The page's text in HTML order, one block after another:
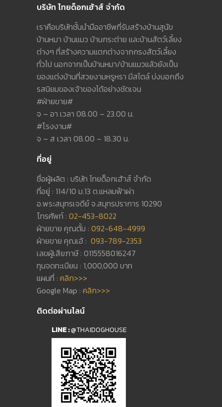
บริษัท ไทยด็อกเฮ้าส์ จำกัด
เราคือบริษัทชั้นนำมืออาชีพที่รับสร้างบ้านสุนัข
บ้านหมา บ้านแมว บ้านกระต่าย และบ้านสัตว์เลี้ยง
ต่างๆ ที่สร้างความแตกต่างจากกรงสัตว์เลี้ยง
ทั่วไป นอกจากเป็นบ้านหมา/บ้านแมวแล้วยังเป็น
ของแต่งบ้านที่สวยงามหรูหรา มีสไตล์ บ่งบอกถึง
รสนิยมของเจ้าของได้อย่างชัดเจน
#ฝ่ายขาย#
จ – อา เวลา 08.00 – 23.00 น.
#โรงงาน#
จ – ส เวลา 08.00 – 18.30 น.
ที่อยู่
ชื่อผู้ผลิต : บริษัท ไทยด็อกเฮ้าส์ จำกัด
ที่อยู่ : 114/10 ม.13 ต.แหลมฟ้าผ่า
อ.พระสมุทรเจดีย์ จ.สมุทรปราการ 10290
โทรศัพท์ : 02-453-8022
ฝ่ายขาย คุณตั้ม : 092-648-4999
ฝ่ายขาย คุณเอ้ : 093-789-2353
เลขผู้เสียภาษี : 0115558016247
ทุนจดทะเบียน : 1,000,000 บาท
แผนที่ : คลิก>>>
Google Map : คลิก>>>
ติดต่อผ่านไลน์
LINE :@THAIDOGHOUSE